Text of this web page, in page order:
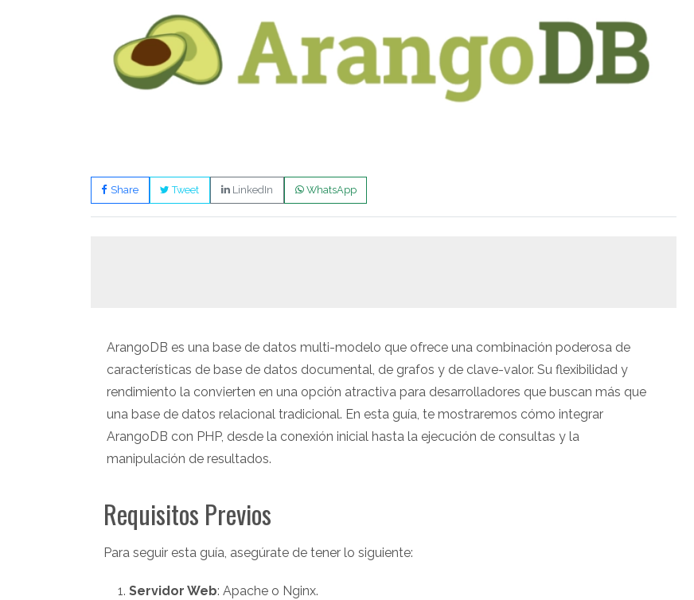
Share Tweet LinkedIn WhatsApp
ArangoDB es una base de datos multi-modelo que ofrece una combinación poderosa de
características de base de datos documental, de grafos y de clave-valor. Su flexibilidad y
rendimiento la convierten en una opción atractiva para desarrolladores que buscan más que
una base de datos relacional tradicional. En esta guía, te mostraremos cómo integrar
ArangoDB con PHP, desde la conexión inicial hasta la ejecución de consultas y la
manipulación de resultados.
Requisitos Previos
Para seguir esta guía, asegúrate de tener lo siguiente:
Servidor Web: Apache o Nginx.